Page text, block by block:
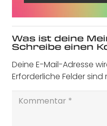
Was ist deine
Schreibe einen
Deine E-Mail-Adresse
Erforderliche Felder sind